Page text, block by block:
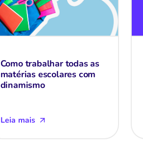
Como trabalhar todas as
matérias escolares com
dinamismo
Leia mais